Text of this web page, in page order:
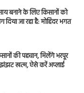
बनाने के लिए किसानों को
जा रहा है: मोहिंदर भगत
की पहचान, मिलेंगे भरपूर
झंझट खत्म, ऐसे करें अप्लाई